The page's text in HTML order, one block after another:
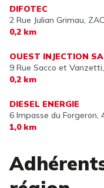
DIFOTEC
2 Rue Julian Grimau,
0,2 km
OUEST INJECTION
9 Rue Sacco et Vanzetti,
0,2 km
DIESEL ENERGIE
6 Impasse du Forgeron,
1,0 km